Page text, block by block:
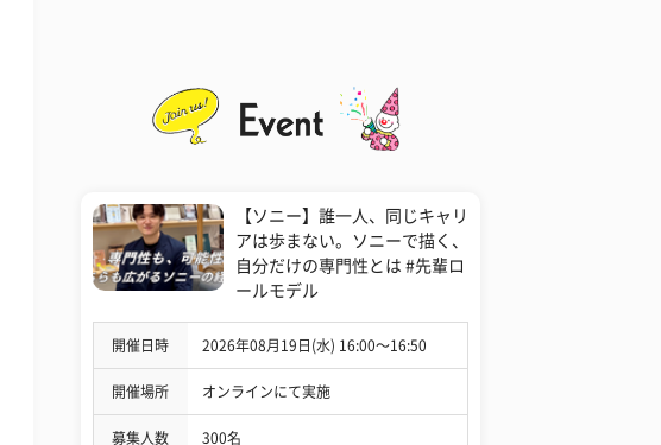
【ソニー】誰一人、同じキャリ
アは歩まない。ソニーで描く、
自分だけの専門性とは #先輩ロ
ールモデル
開催日時 2026年08月19日(水) 16:00〜16:50
開催場所 オンラインにて実施
募集人数 300名